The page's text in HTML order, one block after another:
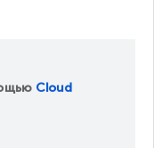
Cloud